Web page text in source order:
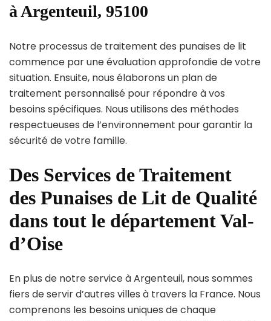
à Argenteuil, 95100
Notre processus de traitement des punaises de lit
commence par une évaluation approfondie de votre
situation. Ensuite, nous élaborons un plan de
traitement personnalisé pour répondre à vos
besoins spécifiques. Nous utilisons des méthodes
respectueuses de l’environnement pour garantir la
sécurité de votre famille.
Des Services de Traitement
des Punaises de Lit de Qualité
dans tout le département Val-
d’Oise
En plus de notre service à Argenteuil, nous sommes
fiers de servir d’autres villes à travers la France. Nous
comprenons les besoins uniques de chaque